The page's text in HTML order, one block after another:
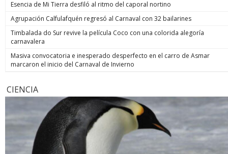
Esencia de Mi Tierra desfiló al ritmo del caporal nortino
Agrupación Calfulafquén regresó al Carnaval con 32 bailarines
Timbalada do Sur revive la película Coco con una colorida alegoría
carnavalera
Masiva convocatoria e inesperado desperfecto en el carro de Asmar
marcaron el inicio del Carnaval de Invierno
CIENCIA